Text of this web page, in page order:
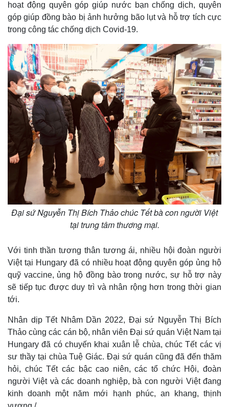
Chứng khoán
Giá cà phê
hoạt động quyên góp giúp nước bạn chống dịch, quyên
góp giúp đồng bào bị ảnh hưởng bão lụt và hỗ trợ tích cực
trong công tác chống dịch Covid-19.
Đại sứ Nguyễn Thị Bích Thảo chúc Tết bà con người Việt
tại trung tâm thương mại.
Với tinh thần tương thân tương ái, nhiều hội đoàn người
Việt tại Hungary đã có nhiều hoạt động quyên góp ủng hộ
quỹ vaccine, ủng hộ đồng bào trong nước, sự hỗ trợ này
sẽ tiếp tục được duy trì và nhân rộng hơn trong thời gian
tới.
Nhân dịp Tết Nhâm Dần 2022, Đại sứ Nguyễn Thị Bích
Thảo cùng các cán bộ, nhân viên Đại sứ quán Việt Nam tại
Hungary đã có chuyến khai xuân lễ chùa, chúc Tết các vị
sư thầy tại chùa Tuệ Giác. Đại sứ quán cũng đã đến thăm
hỏi, chúc Tết các bậc cao niên, các tổ chức Hội, đoàn
người Việt và các doanh nghiệp, bà con người Việt đang
kinh doanh một năm mới hạnh phúc, an khang, thịnh